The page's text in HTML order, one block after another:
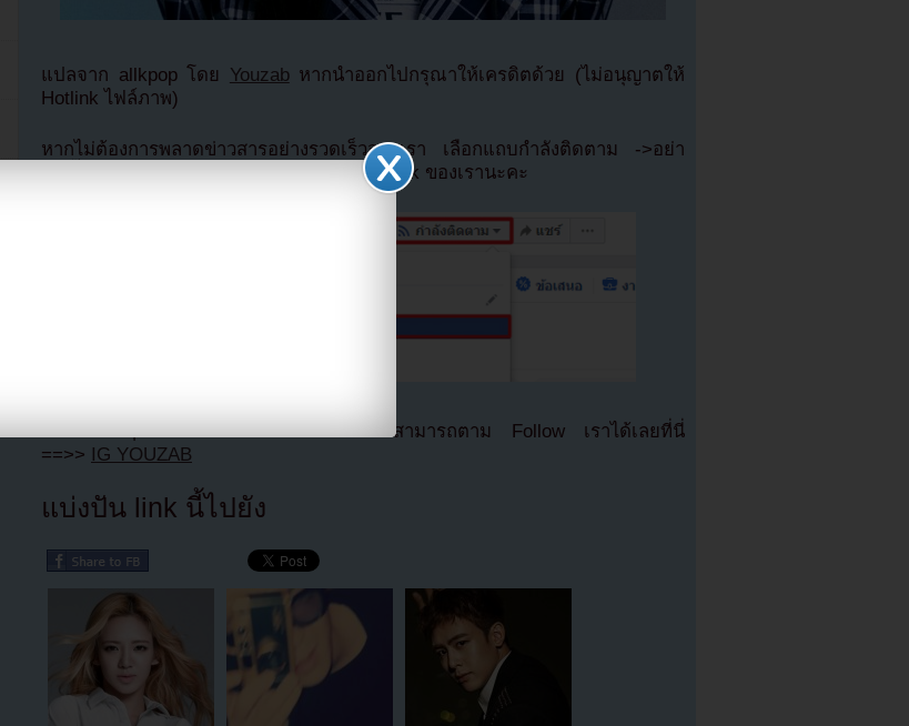
แปลจาก allkpop โดย Youzabหากนำออกไปกรุณาให้เครดิตด้วย (ไม่อนุญาตให้
Hotlink ไฟล์ภาพ)
หากไม่ต้องการพลาดข่าวสารอย่างรวดเร็วจากเรา เลือกแถบกำลังติดตาม ->อย่า
เลือกเห็นโพสต์ก่อนของเพจ Facebook ของเรานะคะ
ตอนนี้แฟนๆสามารถติดตามเราได้อีกช่องทางสามารถตาม Follow เราได้เลยที่นี่
==>> IG YOUZAB
แบ่งปัน link นี้ไปยัง